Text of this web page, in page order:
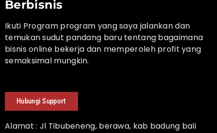
Berbisnis
Ikuti Program program yang saya jalankan dan
temukan sudut pandang baru tentang bagaimana
bisnis online bekerja dan memperoleh profit yang
semaksimal mungkin.
Hubungi Support
Alamat : Jl Tibubeneng, berawa, kab badung bali